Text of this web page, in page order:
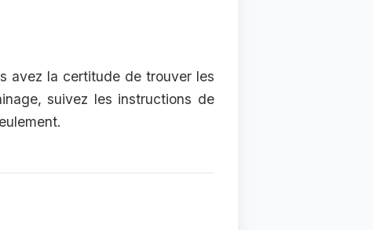
avez la certitude de trouver les
suivez les instructions de